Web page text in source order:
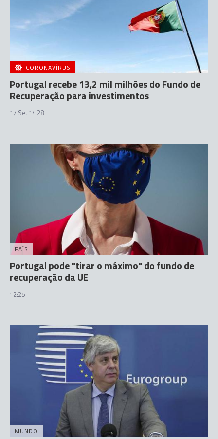
CORONAVÍRUS
Portugal recebe 13,2 mil milhões do Fundo de
Recuperação para investimentos
17 Set 14:28
PAÍS
Portugal pode "tirar o máximo" do fundo de
recuperação da UE
12:25
MUNDO